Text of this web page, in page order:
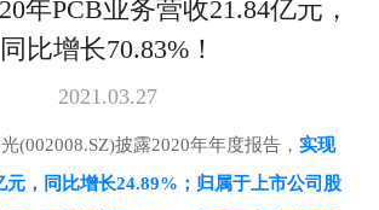
年PCB业务营收21.84亿元，
同比增长70.83%！
2021.03.27
(002008.SZ)披露2020年年度报告，实现
元，同比增长24.89%；归属于上市公司股